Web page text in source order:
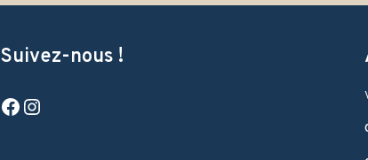
Suivez-nous !
Facebook